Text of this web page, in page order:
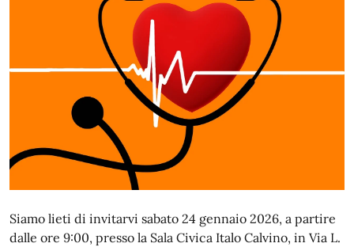
Siamo lieti di invitarvi sabato 24 gennaio 2026, a partire
dalle ore 9:00, presso la Sala Civica Italo Calvino, in Via L.